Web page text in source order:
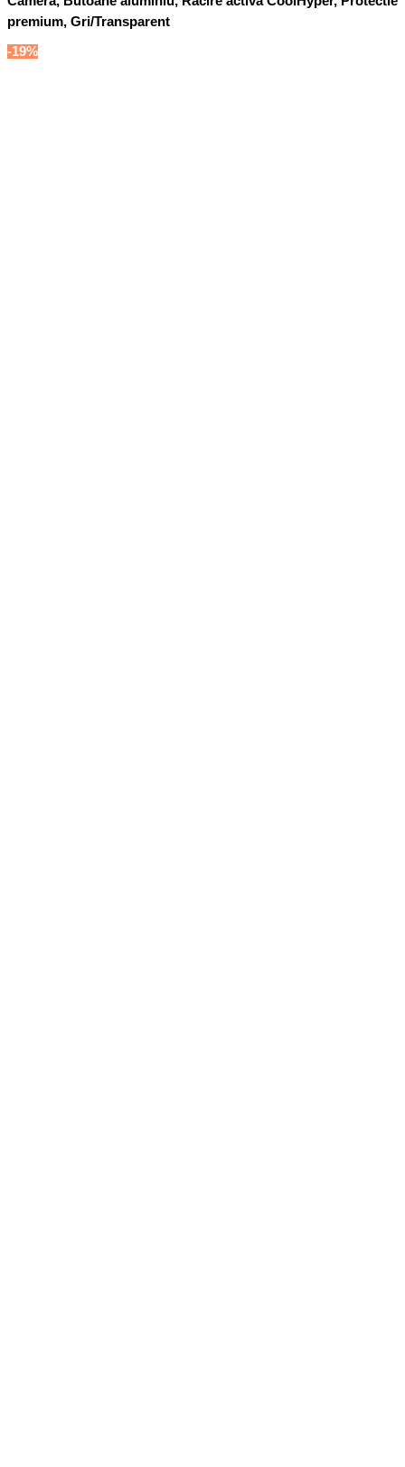
premium, Gri/Transparent
-19%